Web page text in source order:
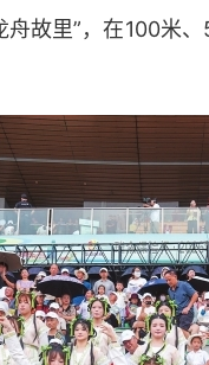
舟故里”，在100米